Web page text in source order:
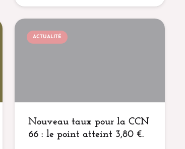
ACTUALITÉ
Nouveau taux pour la CCN
66 : le point atteint 3,80 €.